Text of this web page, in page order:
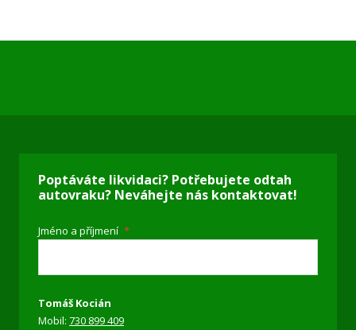
Poptáváte likvidaci? Potřebujete odtah
autovraku? Neváhejte nás kontaktovat!
Jméno a příjmení *
Tomáš Kocián
Mobil: 730 899 409